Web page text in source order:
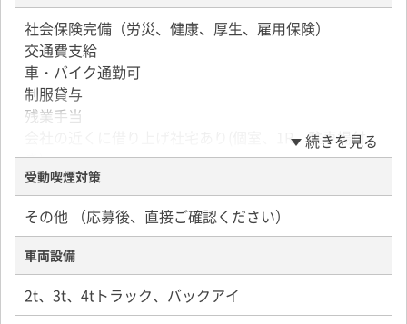
社会保険完備（労災、健康、厚生、雇用保険）
交通費支給
車・バイク通勤可
制服貸与
残業手当
会社の近くに借り上げ社宅あり(個室、1R、駐車場付
き)
評価加算手当
家族手当(配偶者5000円／月、子ども1人につき5000円
／月)
退職金あり(3年以上)
健康診断
年間安全運転表彰
準中型免許限定解除費用会社負担
続きを見る
受動喫煙対策
その他 （応募後、直接ご確認ください）
車両設備
2t、3t、4tトラック、バックアイ